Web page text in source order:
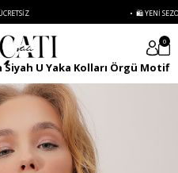
• 🛍️ YENI SEZON
0